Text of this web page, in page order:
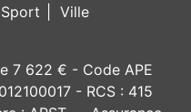
Sport
Ville
7 622 € - Code APE
- RCS : 415